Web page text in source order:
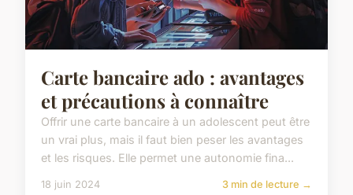
Carte bancaire ado : avantages
et précautions à connaître
Offrir une carte bancaire à un adolescent peut être
un vrai plus, mais il faut bien peser les avantages
et les risques. Elle permet une autonomie fina...
18 juin 2024 3 min de lecture →